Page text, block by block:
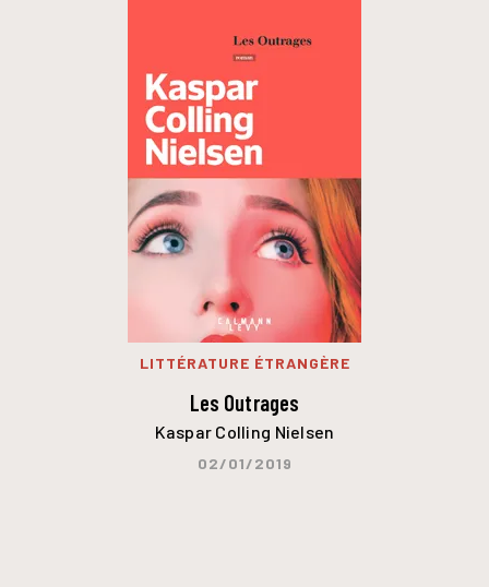
LITTÉRATURE ÉTRANGÈRE
Les Outrages
Kaspar Colling Nielsen
02/01/2019